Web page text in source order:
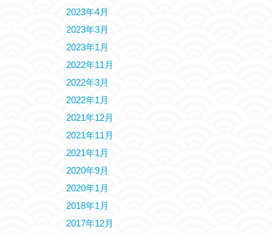
2023年4月
2023年3月
2023年1月
2022年11月
2022年3月
2022年1月
2021年12月
2021年11月
2021年1月
2020年9月
2020年1月
2018年1月
2017年12月